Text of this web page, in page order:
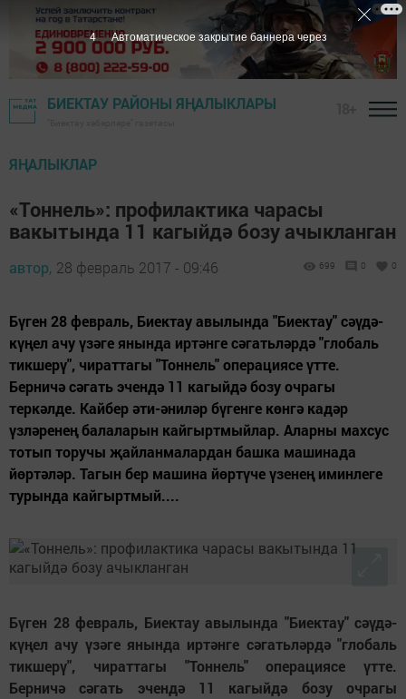
БИЕКТАУ РАЙОНЫ ЯҢАЛЫКЛАРЫ
ЯҢАЛЫКЛАР
«Тоннель»: профилактика чарасы
вакытында 11 кагыйдә бозу ачыкланган
автор, 28 февраль 2017 - 09:46 699 0 0
Бүген 28 февраль, Биектау авылында "Биектау" сәүдә-
күңел ачу үзәге янында иртәнге сәгатьләрдә "глобаль
тикшерү", чираттагы "Тоннель" операциясе үтте.
Берничә сәгать эчендә 11 кагыйдә бозу очрагы
теркәлде. Кайбер әти-әниләр бүгенге көнгә кадәр
үзләренең балаларын кайгыртмыйлар. Аларны махсус
тотып торучы җайланмалардан башка машинада
йөртәләр. Тагын бер машина йөртүче үзенең иминлеге
турында кайгыртмый....
Бүген 28 февраль, Биектау авылында "Биектау" сәүдә-
күңел ачу үзәге янында иртәнге сәгатьләрдә "глобаль
тикшерү", чираттагы "Тоннель" операциясе үтте.
Берничә сәгать эчендә 11 кагыйдә бозу очрагы
3 Автоматическое закрытие баннера через